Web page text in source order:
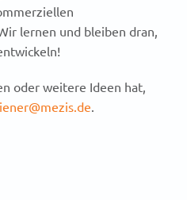
lernen und bleiben dran,
oder weitere Ideen hat,